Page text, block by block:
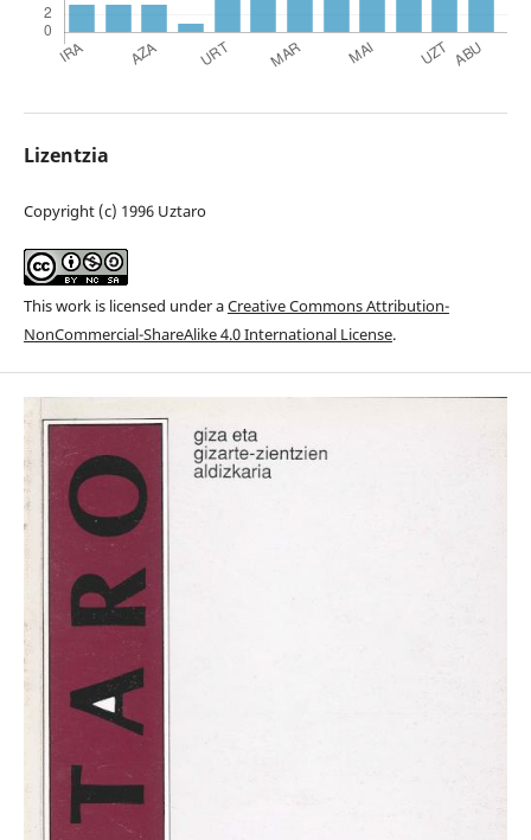
Lizentzia
Copyright (c) 1996 Uztaro
This work is licensed under aCreative Commons Attribution-
NonCommercial-ShareAlike 4.0 International License.